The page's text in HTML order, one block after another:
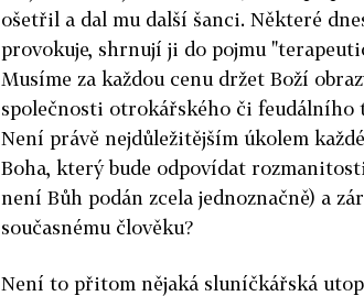
ošetřil a dal mu další šanci. Některé
provokuje, shrnují ji do pojmu
Musíme za každou cenu držet Boží
společnosti otrokářského či
Není právě nejdůležitějším úkolem
Boha, který bude odpovídat
není Bůh podán zcela jednoznačně) a
současnému člověku?
Není to přitom nějaká sluníčkářská